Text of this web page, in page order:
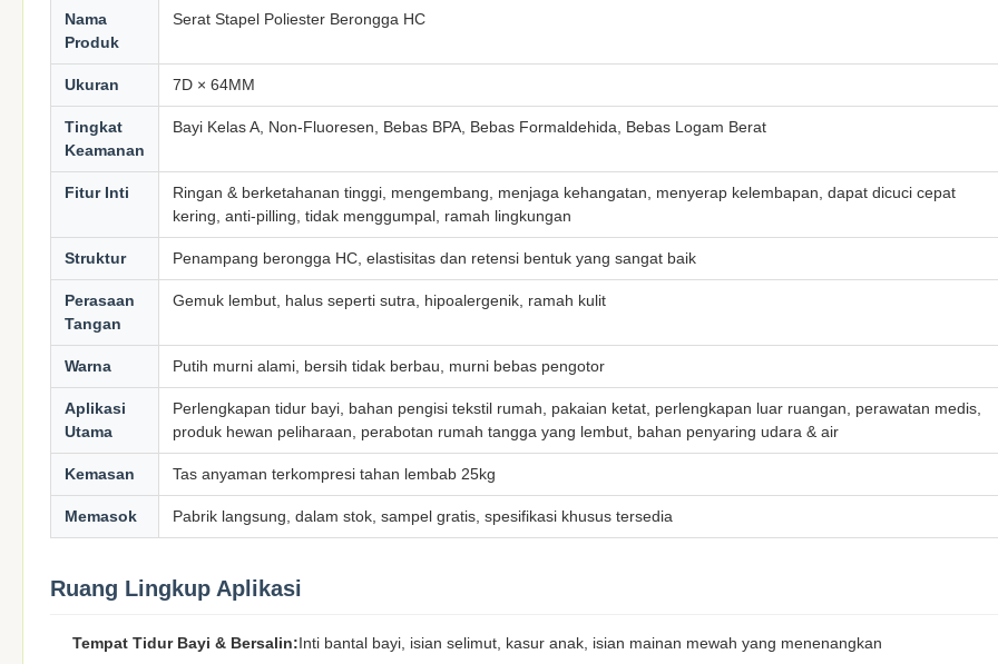
Nama
Produk
Serat Stapel Poliester Berongga HC
Ukuran 7D × 64MM
Tingkat
Keamanan
Bayi Kelas A, Non-Fluoresen, Bebas BPA, Bebas Formaldehida, Bebas Logam Berat
Fitur Inti
Ringan & berketahanan tinggi, mengembang, menjaga kehangatan, menyerap kelembapan, dapat dicuci cepat
kering, anti-pilling, tidak menggumpal, ramah lingkungan
Struktur Penampang berongga HC, elastisitas dan retensi bentuk yang sangat baik
Perasaan
Tangan
Gemuk lembut, halus seperti sutra, hipoalergenik, ramah kulit
Warna Putih murni alami, bersih tidak berbau, murni bebas pengotor
Aplikasi
Utama
Perlengkapan tidur bayi, bahan pengisi tekstil rumah, pakaian ketat, perlengkapan luar ruangan, perawatan medis,
produk hewan peliharaan, perabotan rumah tangga yang lembut, bahan penyaring udara & air
Kemasan Tas anyaman terkompresi tahan lembab 25kg
Memasok Pabrik langsung, dalam stok, sampel gratis, spesifikasi khusus tersedia
Ruang Lingkup Aplikasi
Tempat Tidur Bayi & Bersalin:Inti bantal bayi, isian selimut, kasur anak, isian mainan mewah yang menenangkan